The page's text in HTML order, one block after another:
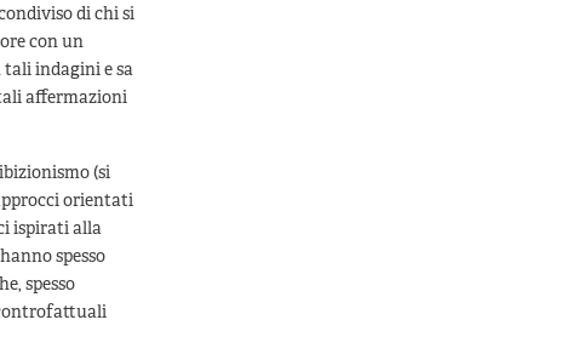
di chi si
con un
indagini e sa
affermazioni
(si
orientati
ispirati alla
spesso
spesso